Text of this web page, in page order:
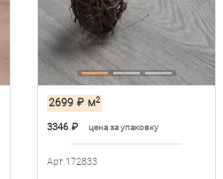
2699 ₽ м2
3346 ₽ цена за упаковку
Арт.172833